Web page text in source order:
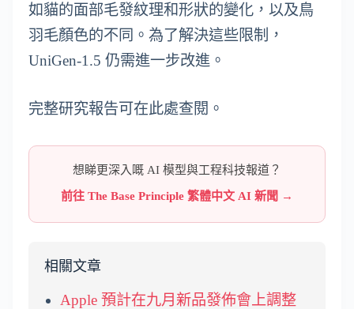
如貓的面部毛發紋理和形狀的變化，以及鳥
羽毛顏色的不同。為了解決這些限制，
UniGen-1.5 仍需進一步改進。
完整研究報告可在此處查閱。
想睇更深入嘅 AI 模型與工程科技報道？
前往 The Base Principle 繁體中文 AI 新聞 →
相關文章
Apple 預計在九月新品發佈會上調整